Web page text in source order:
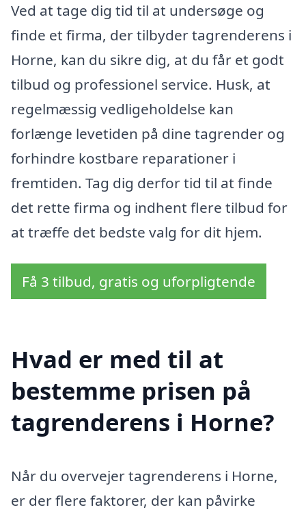
Ved at tage dig tid til at undersøge og
finde et firma, der tilbyder tagrenderens i
Horne, kan du sikre dig, at du får et godt
tilbud og professionel service. Husk, at
regelmæssig vedligeholdelse kan
forlænge levetiden på dine tagrender og
forhindre kostbare reparationer i
fremtiden. Tag dig derfor tid til at finde
det rette firma og indhent flere tilbud for
at træffe det bedste valg for dit hjem.
Få 3 tilbud, gratis og uforpligtende
Hvad er med til at
bestemme prisen på
tagrenderens i Horne?
Når du overvejer tagrenderens i Horne,
er der flere faktorer, der kan påvirke